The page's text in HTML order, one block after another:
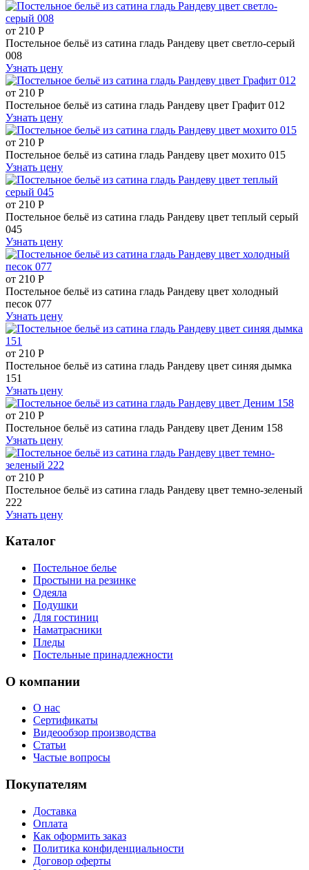
от 210 Р
Постельное бельё из сатина гладь Рандеву цвет светло-серый
008
Узнать цену
от 210 Р
Постельное бельё из сатина гладь Рандеву цвет Графит 012
Узнать цену
от 210 Р
Постельное бельё из сатина гладь Рандеву цвет мохито 015
Узнать цену
от 210 Р
Постельное бельё из сатина гладь Рандеву цвет теплый серый
045
Узнать цену
от 210 Р
Постельное бельё из сатина гладь Рандеву цвет холодный
песок 077
Узнать цену
от 210 Р
Постельное бельё из сатина гладь Рандеву цвет синяя дымка
151
Узнать цену
от 210 Р
Постельное бельё из сатина гладь Рандеву цвет Деним 158
Узнать цену
от 210 Р
Постельное бельё из сатина гладь Рандеву цвет темно-зеленый
222
Узнать цену
Каталог
Постельное белье
Простыни на резинке
Одеяла
Подушки
Для гостиниц
Наматрасники
Пледы
Постельные принадлежности
О компании
О нас
Сертификаты
Видеообзор производства
Статьи
Частые вопросы
Покупателям
Доставка
Оплата
Как оформить заказ
Политика конфиденциальности
Договор оферты